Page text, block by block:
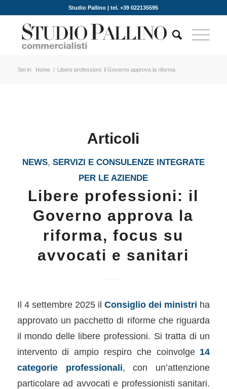
Studio Pallino | tel. +39 022135595
Sei in: Home / Libere professioni: il Governo approva la riforma
Articoli
NEWS, SERVIZI E CONSULENZE INTEGRATE
PER LE AZIENDE
Libere professioni: il
Governo approva la
riforma, focus su
avvocati e sanitari
Il 4 settembre 2025 ilConsiglio dei ministri ha
approvato un pacchetto di riforme che riguarda
il mondo delle libere professioni. Si tratta di un
intervento di ampio respiro che coinvolge 14
categorie professionali, con un’attenzione
particolare ad avvocati e professionisti sanitari.